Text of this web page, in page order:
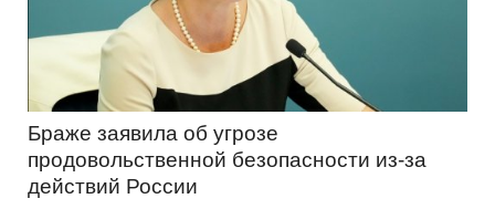
Браже заявила об угрозе
продовольственной безопасности из-за
действий России